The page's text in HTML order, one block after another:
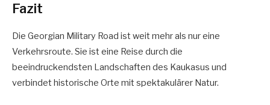
Fazit
Die Georgian Military Road ist weit mehr als nur eine
Verkehrsroute. Sie ist eine Reise durch die
beeindruckendsten Landschaften des Kaukasus und
verbindet historische Orte mit spektakulärer Natur.